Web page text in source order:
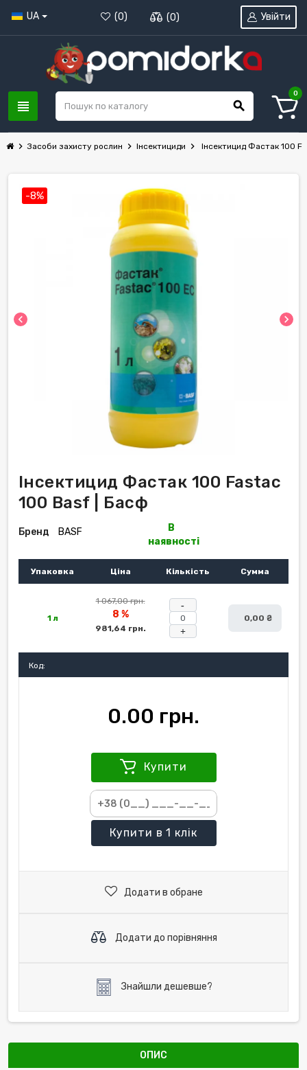
UA (0) (0)
view_headline search
Увійти
0
chevron_right Засоби захисту рослин chevron_right Інсектициди chevron_right Інсектицид Фастак 100
chevron_left chevron_right
-8%
Інсектицид Фастак 100 Fastac
100 Basf | Басф
Бренд BASF
В
наявності
Упаковка Ціна Кількість Сумма
1 л
1 067,00 грн.
8 %
981,64 грн. +
0,00 ₴
Код:
0.00 грн.
Купити
Купити в 1 клік
Додати в обране
Додати до порівняння
Знайшли дешевше?
ОПИС